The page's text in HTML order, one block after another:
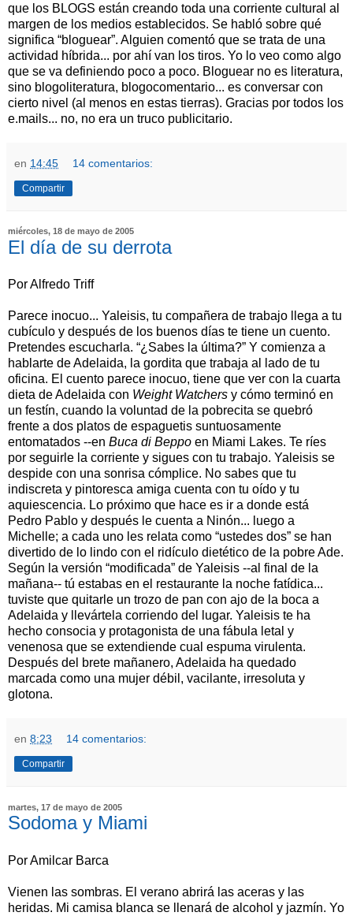
que los BLOGS están creando toda una corriente cultural al
margen de los medios establecidos. Se habló sobre qué
significa “bloguear”. Alguien comentó que se trata de una
actividad híbrida... por ahí van los tiros. Yo lo veo como algo
que se va definiendo poco a poco. Bloguear no es literatura,
sino blogoliteratura, blogocomentario... es conversar con
cierto nivel (al menos en estas tierras). Gracias por todos los
e.mails... no, no era un truco publicitario.
en 14:45 14 comentarios:
Compartir
miércoles, 18 de mayo de 2005
El día de su derrota
Por Alfredo Triff
Parece inocuo... Yaleisis, tu compañera de trabajo llega a tu
cubículo y después de los buenos días te tiene un cuento.
Pretendes escucharla. “¿Sabes la última?” Y comienza a
hablarte de Adelaida, la gordita que trabaja al lado de tu
oficina. El cuento parece inocuo, tiene que ver con la cuarta
dieta de Adelaida con Weight Watchers y cómo terminó en
un festín, cuando la voluntad de la pobrecita se quebró
frente a dos platos de espaguetis suntuosamente
entomatados --en Buca di Beppo en Miami Lakes. Te ríes
por seguirle la corriente y sigues con tu trabajo. Yaleisis se
despide con una sonrisa cómplice. No sabes que tu
indiscreta y pintoresca amiga cuenta con tu oído y tu
aquiescencia. Lo próximo que hace es ir a donde está
Pedro Pablo y después le cuenta a Ninón... luego a
Michelle; a cada uno les relata como “ustedes dos” se han
divertido de lo lindo con el ridículo dietético de la pobre Ade.
Según la versión “modificada” de Yaleisis --al final de la
mañana-- tú estabas en el restaurante la noche fatídica...
tuviste que quitarle un trozo de pan con ajo de la boca a
Adelaida y llevártela corriendo del lugar. Yaleisis te ha
hecho consocia y protagonista de una fábula letal y
venenosa que se extendiende cual espuma virulenta.
Después del brete mañanero, Adelaida ha quedado
marcada como una mujer débil, vacilante, irresoluta y
glotona.
en 8:23 14 comentarios:
Compartir
martes, 17 de mayo de 2005
Sodoma y Miami
Por Amilcar Barca
Vienen las sombras. El verano abrirá las aceras y las
heridas. Mi camisa blanca se llenará de alcohol y jazmín. Yo